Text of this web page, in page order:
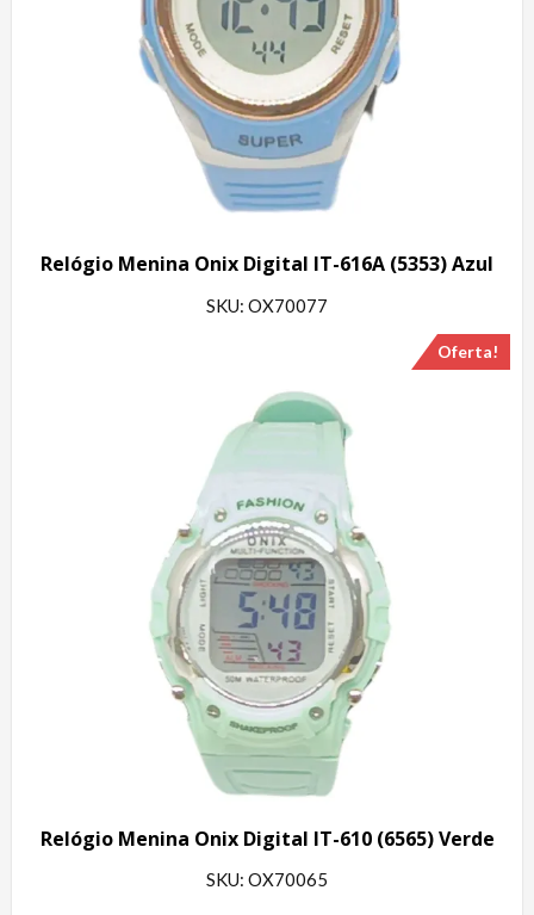
Relógio Menina Onix Digital IT-616A (5353) Azul
SKU: OX70077
Oferta!
Relógio Menina Onix Digital IT-610 (6565) Verde
SKU: OX70065